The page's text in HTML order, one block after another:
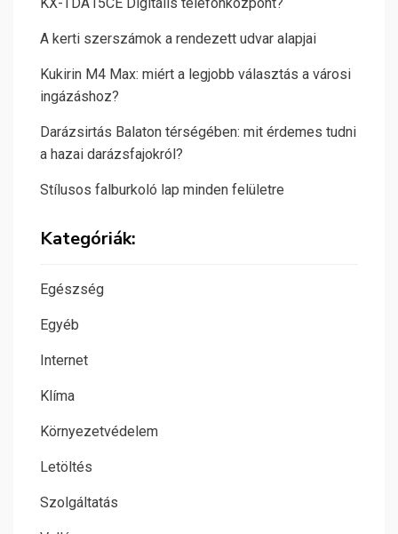
A kerti szerszámok a rendezett udvar alapjai
Kukirin M4 Max: miért a legjobb választás a városi
ingázáshoz?
Darázsirtás Balaton térségében: mit érdemes tudni
a hazai darázsfajokról?
Stílusos falburkoló lap minden felületre
Kategóriák:
Egészség
Egyéb
Internet
Klíma
Környezetvédelem
Letöltés
Szolgáltatás